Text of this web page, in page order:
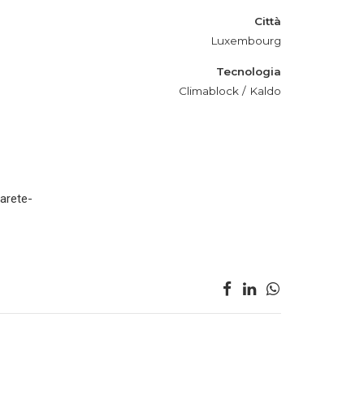
Città
Luxembourg
Tecnologia
Climablock / Kaldo